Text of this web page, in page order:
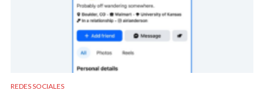
REDES SOCIALES